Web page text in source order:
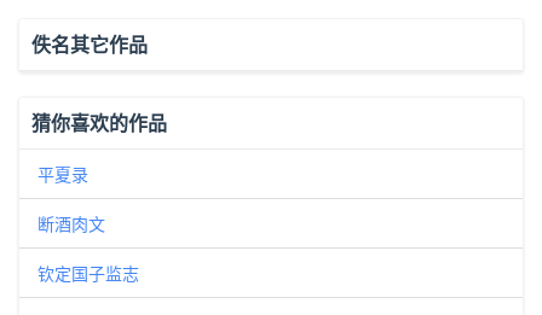
佚名其它作品
猜你喜欢的作品
平夏录
断酒肉文
钦定国子监志